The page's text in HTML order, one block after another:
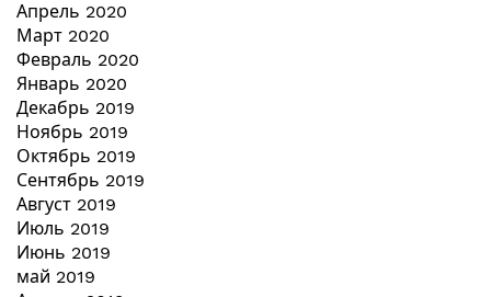
Апрель 2020
Март 2020
Февраль 2020
Январь 2020
Декабрь 2019
Ноябрь 2019
Октябрь 2019
Сентябрь 2019
Август 2019
Июль 2019
Июнь 2019
май 2019